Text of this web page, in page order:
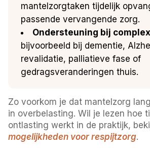
mantelzorgtaken tijdelijk
passende vervangende zorg.
Ondersteuning bij
bijvoorbeeld bij dementie,
revalidatie, palliatieve fase of
gedragsveranderingen thuis.
Zo voorkom je dat mantelzorg
in overbelasting. Wil je lezen hoe
ontlasting werkt in de praktijk,
mogelijkheden voor respijtzorg.